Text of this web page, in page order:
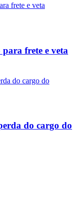
frete e veta
do cargo do